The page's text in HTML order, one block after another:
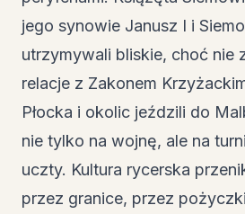
jego synowie Janusz I i
utrzymywali bliskie, choć nie
relacje z Zakonem
Płocka i okolic jeździli do
nie tylko na wojnę, ale na
uczty. Kultura rycerska
przez granice, przez